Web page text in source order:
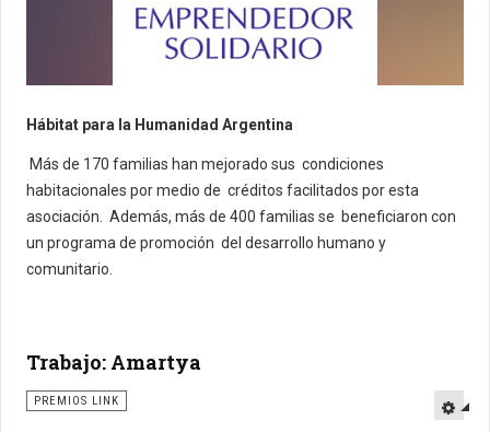
Hábitat para la Humanidad Argentina
Más de 170 familias han mejorado sus condiciones
habitacionales por medio de créditos facilitados por esta
asociación. Además, más de 400 familias se beneficiaron con
un programa de promoción del desarrollo humano y
comunitario.
Trabajo: Amartya
PREMIOS LINK